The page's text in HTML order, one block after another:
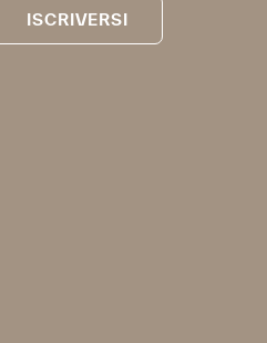
ISCRIVERSI